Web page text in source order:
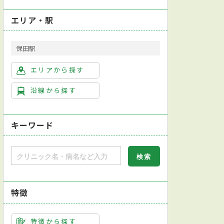
エリア・駅
保田駅
エリアから探す
沿線から探す
キーワード
特徴
特徴から探す